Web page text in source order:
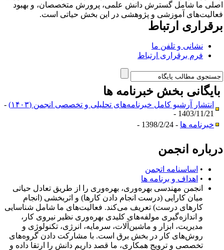
ما شامل گسترش دانش علمی، پرورش متخصصان، و بهبود
آموزشی و پژوهشی در این بخش حیاتی است.
ارتباط
نشانی و تلفن ما
فرم برقراری ارتباط
بخش خبرنامه ها
انتشار آرشیو کامل خبرنامه‌های تحلیلی و تخصصی انجمن (۱۴۰۳)
-
1403/11/21 -
خبرنامه ها- 1398/2/24 -
انجمن
•
اساسنامه اتجمن
•
اهداف و برنامه ها
انجمن مهندسی بهره‌وری، بهره‌وری را از طریق تعادل حیاتی
میان کارایی (درست انجام دادن کارها) و اثربخشی (انجام
کارهای درست) تعریف می‌کند. فعالیت‌های ما شامل شناسایی
و اندازه‌گیری مولفه‌های کلیدی بهره‌وری نظیر نیروی کار،
مدیریت، ابزار و ماشین‌آلات، سرمایه، انرژی، تکنولوژی و
روش‌های کار در بخش برق است. با مشارکت دادن گروه‌های
تخصصی و ترویج همکاری، ما قصد داریم دانش را ارتقا داده و